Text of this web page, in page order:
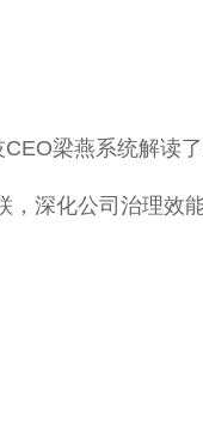
梁燕系统解读
深化公司治理效